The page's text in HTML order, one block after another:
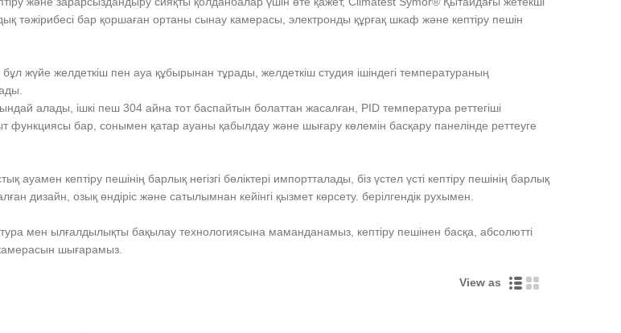
тәжірибесі бар қоршаған ортаны сынау камерасы, электронды құрғақ шкаф және кептіру пешін
жүйе желдеткіш пен ауа құбырынан тұрады, желдеткіш студия ішіндегі температураның
алады, ішкі пеш 304 айна тот баспайтын болаттан жасалған, PID температура реттегіші
функциясы бар, сонымен қатар ауаны қабылдау және шығару көлемін басқару панелінде реттеуге
кептіру пешінің барлық негізгі бөліктері импортталады, біз үстел үсті кептіру пешінің барлық
дизайн, озық өндіріс және сатылымнан кейінгі қызмет көрсету. берілгендік рухымен.
мен ылғалдылықты бақылау технологиясына маманданамыз, кептіру пешінен басқа, абсолютті
шығарамыз.
View as